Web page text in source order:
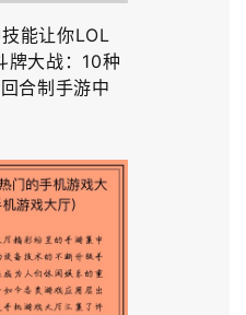
能让你LOL
牌大战：10种
合制手游中